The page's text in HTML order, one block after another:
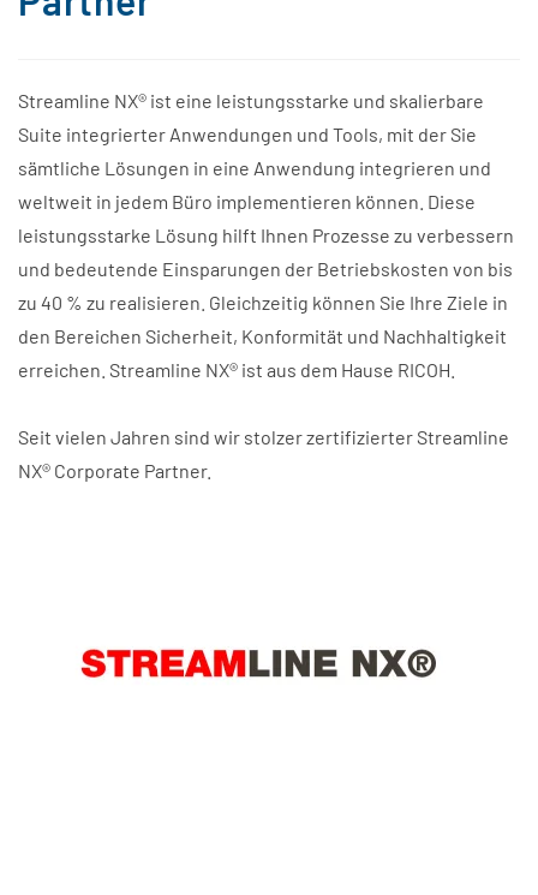
Streamline NX® ist eine leistungsstarke und skalierbare
Suite integrierter Anwendungen und Tools, mit der Sie
sämtliche Lösungen in eine Anwendung integrieren und
weltweit in jedem Büro implementieren können. Diese
leistungsstarke Lösung hilft Ihnen Prozesse zu verbessern
und bedeutende Einsparungen der Betriebskosten von bis
zu 40 % zu realisieren. Gleichzeitig können Sie Ihre Ziele in
den Bereichen Sicherheit, Konformität und Nachhaltigkeit
erreichen. Streamline NX® ist aus dem Hause RICOH.
Seit vielen Jahren sind wir stolzer zertifizierter Streamline
NX® Corporate Partner.